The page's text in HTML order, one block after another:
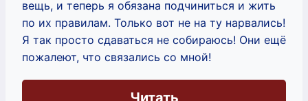
вещь, и теперь я обязана подчиниться и жить
по их правилам. Только вот не на ту нарвались!
Я так просто сдаваться не собираюсь! Они ещё
пожалеют, что связались со мной!
Читать